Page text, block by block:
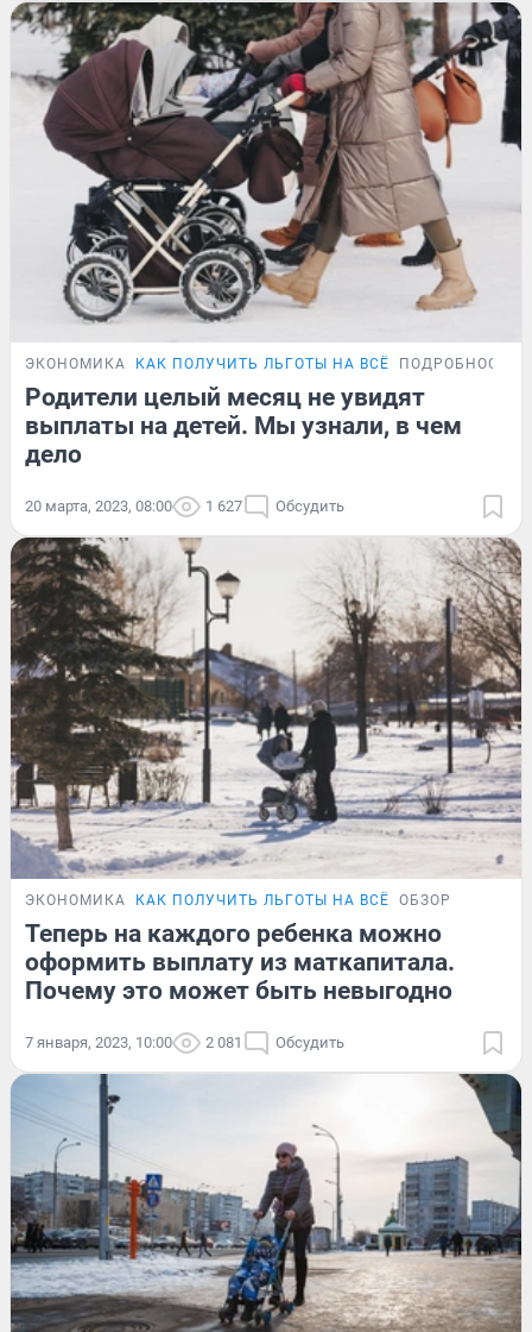
ЭКОНОМИКА КАК ПОЛУЧИТЬ ЛЬГОТЫ НА ВСЁ ПОДРОБНОСТИ
Родители целый месяц не увидят
выплаты на детей. Мы узнали, в чем
дело
20 марта, 2023, 08:00 1 627 Обсудить
ЭКОНОМИКА КАК ПОЛУЧИТЬ ЛЬГОТЫ НА ВСЁ ОБЗОР
Теперь на каждого ребенка можно
оформить выплату из маткапитала.
Почему это может быть невыгодно
7 января, 2023, 10:00 2 081 Обсудить